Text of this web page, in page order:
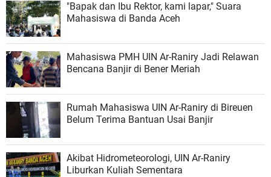
"Bapak dan Ibu Rektor, kami lapar," Suara
Mahasiswa di Banda Aceh
Mahasiswa PMH UIN Ar-Raniry Jadi Relawan
Bencana Banjir di Bener Meriah
Rumah Mahasiswa UIN Ar-Raniry di Bireuen
Belum Terima Bantuan Usai Banjir
Akibat Hidrometeorologi, UIN Ar-Raniry
Liburkan Kuliah Sementara